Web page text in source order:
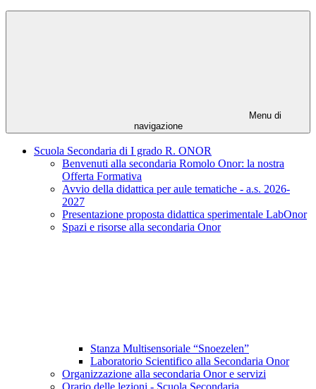
Menu di
navigazione
Scuola Secondaria di I grado R. ONOR
Benvenuti alla secondaria Romolo Onor: la nostra
Offerta Formativa
Avvio della didattica per aule tematiche - a.s. 2026-
2027
Presentazione proposta didattica sperimentale LabOnor
Spazi e risorse alla secondaria Onor
Stanza Multisensoriale “Snoezelen”
Laboratorio Scientifico alla Secondaria Onor
Organizzazione alla secondaria Onor e servizi